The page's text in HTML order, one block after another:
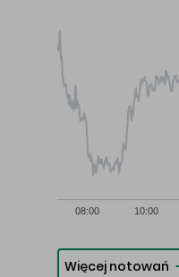
08:00 10:00
Więcej notowań